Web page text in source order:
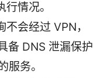
情况。
会经过 VPN，
备 DNS 泄漏保护
服务。